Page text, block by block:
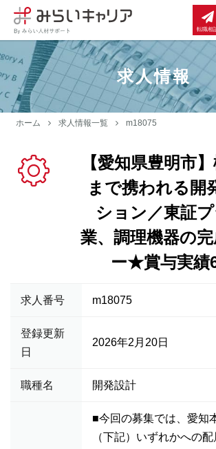
転職相
求人情報
ホーム 求人情報一覧 m18075
【愛知県豊明市
まで携われる開
ション／東証
業、調理機器の
ー★賞与実績
求人番号 m18075
登録更新
日
2026年2月20日
職種名 開発設計
■今回の募集では、愛知
（下記）いずれかへの配